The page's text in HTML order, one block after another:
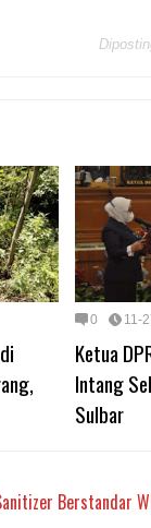
0 11-
Ketua
Intang
Sulbar
Berstandar